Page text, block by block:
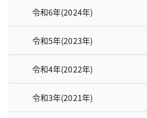
令和6年(2024年)
令和5年(2023年)
令和4年(2022年)
令和3年(2021年)